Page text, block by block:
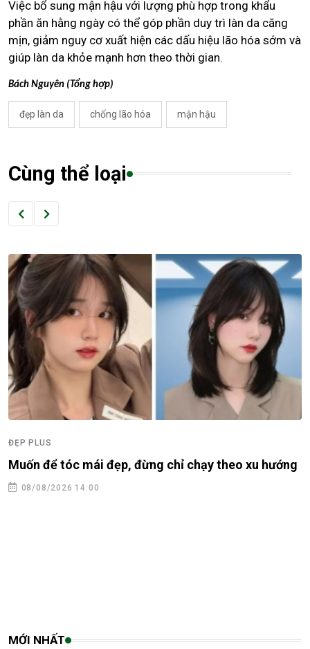
Việc bổ sung mận hậu với lượng phù hợp trong khẩu
phần ăn hằng ngày có thể góp phần duy trì làn da căng
mịn, giảm nguy cơ xuất hiện các dấu hiệu lão hóa sớm và
giúp làn da khỏe mạnh hơn theo thời gian.
Bách Nguyên (Tổng hợp)
đẹp làn da chống lão hóa mận hậu
Cùng thể loại
ĐẸP PLUS
Muốn để tóc mái đẹp, đừng chỉ chạy theo xu hướng
08/08/2026 14:00
MỚI NHẤT